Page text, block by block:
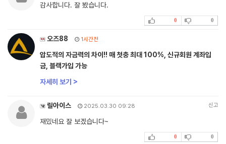
감사합니다. 잘 봤습니다.
0 0
오즈88 1시간전
압도적의 자금력의 차이!! 매 첫충 최대 100%, 신규회원 계좌입
금, 블랙가입 가능
자세히 보기 >
릴아이스 2025.03.30 09:28 신고
재밌네요 잘 보겠습니다~
0 0